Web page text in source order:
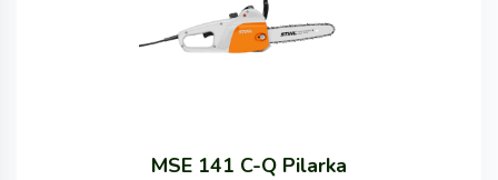
MSE 141 C-Q Pilarka